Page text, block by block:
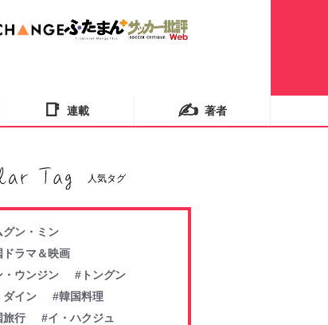
📑 連載 ✍️ 著者
人気タグ
グン・ミン
ドラマ＆映画
・ウンジン
#トングン
ダイン
#韓国料理
旅行
#イ・ハクジュ